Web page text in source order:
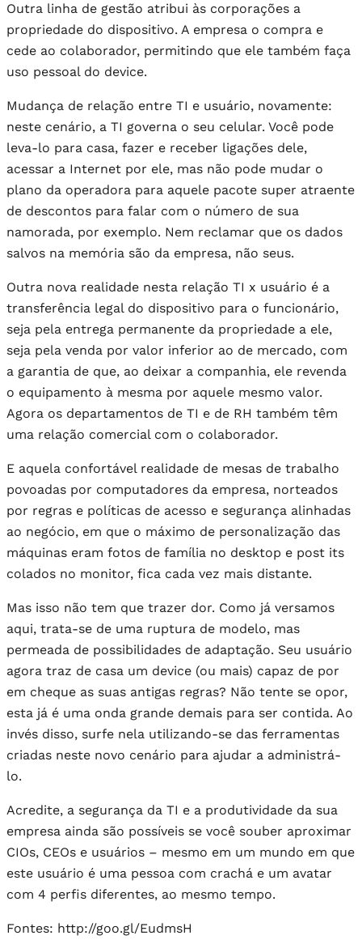
Outra linha de gestão atribui às corporações a
propriedade do dispositivo. A empresa o compra e
cede ao colaborador, permitindo que ele também faça
uso pessoal do device.
Mudança de relação entre TI e usuário, novamente:
neste cenário, a TI governa o seu celular. Você pode
leva-lo para casa, fazer e receber ligações dele,
acessar a Internet por ele, mas não pode mudar o
plano da operadora para aquele pacote super atraente
de descontos para falar com o número de sua
namorada, por exemplo. Nem reclamar que os dados
salvos na memória são da empresa, não seus.
Outra nova realidade nesta relação TI x usuário é a
transferência legal do dispositivo para o funcionário,
seja pela entrega permanente da propriedade a ele,
seja pela venda por valor inferior ao de mercado, com
a garantia de que, ao deixar a companhia, ele revenda
o equipamento à mesma por aquele mesmo valor.
Agora os departamentos de TI e de RH também têm
uma relação comercial com o colaborador.
E aquela confortável realidade de mesas de trabalho
povoadas por computadores da empresa, norteados
por regras e políticas de acesso e segurança alinhadas
ao negócio, em que o máximo de personalização das
máquinas eram fotos de família no desktop e post its
colados no monitor, fica cada vez mais distante.
Mas isso não tem que trazer dor. Como já versamos
aqui, trata-se de uma ruptura de modelo, mas
permeada de possibilidades de adaptação. Seu usuário
agora traz de casa um device (ou mais) capaz de por
em cheque as suas antigas regras? Não tente se opor,
esta já é uma onda grande demais para ser contida. Ao
invés disso, surfe nela utilizando-se das ferramentas
criadas neste novo cenário para ajudar a administrá-
lo.
Acredite, a segurança da TI e a produtividade da sua
empresa ainda são possíveis se você souber aproximar
CIOs, CEOs e usuários – mesmo em um mundo em que
este usuário é uma pessoa com crachá e um avatar
com 4 perfis diferentes, ao mesmo tempo.
Fontes: http://goo.gl/EudmsH